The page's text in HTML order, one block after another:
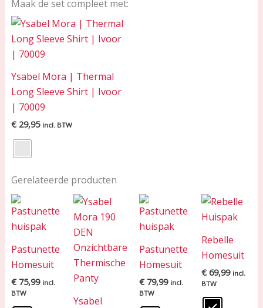
Maak de set compleet met:
Ysabel Mora | Thermal
Long Sleeve Shirt | Ivoor
| 70009
€29,95 incl. BTW
Gerelateerde producten
Pastunette
Homesuit
€75,99 incl.
BTW
Ysabel
Pastunette
Homesuit
€79,99 incl.
BTW
Rebelle
Homesuit
€ 69,99 incl.
BTW